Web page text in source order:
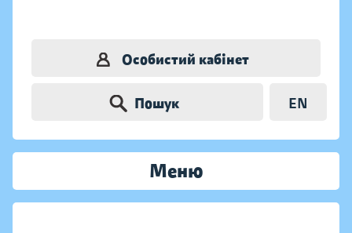
Особистий кабінет
Пошук EN
Меню